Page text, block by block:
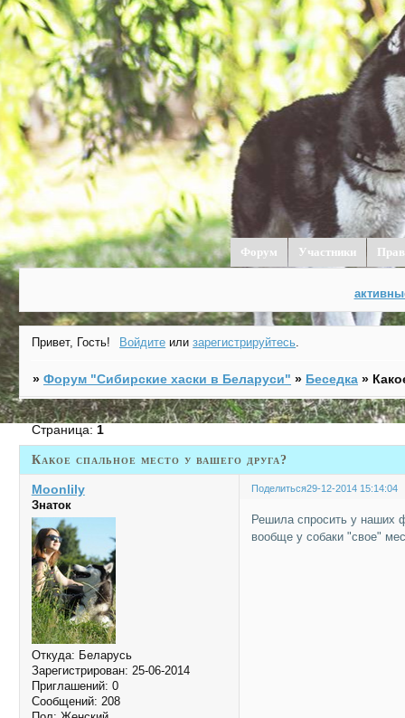
Форум Участники
Привет, Гость! Войдите илизарегистрируйтесь.
»Форум "Cибирские хаски в Беларуси" » Беседка »
Какое спальное место у вашего друга?
Страница: 1
Поделиться29-12-2014 15:14:04
Moonlily
Знаток
Откуда: Беларусь
Зарегистрирован: 25-06-2014
Приглашений: 0
Сообщений: 208
Решила спросить у наших
вообще у собаки "свое"